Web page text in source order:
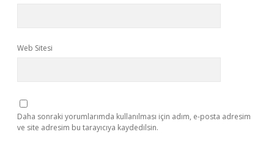
Web Sitesi
Daha sonraki yorumlarımda kullanılması için adım, e-posta adresim
ve site adresim bu tarayıcıya kaydedilsin.